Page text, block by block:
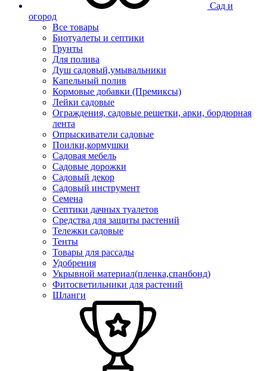
Сад и
огород
Все товары
Биотуалеты и септики
Грунты
Для полива
Душ садовый,умывальники
Капельный полив
Кормовые добавки (Премиксы)
Лейки садовые
Ограждения, садовые решетки, арки, бордюрная
лента
Опрыскиватели садовые
Поилки,кормушки
Садовая мебель
Садовые дорожки
Садовый декор
Садовый инструмент
Семена
Септики дачных туалетов
Средства для защиты растений
Тележки садовые
Тенты
Товары для рассады
Удобрения
Укрывной материал(пленка,спанбонд)
Фитосветильники для растений
Шланги